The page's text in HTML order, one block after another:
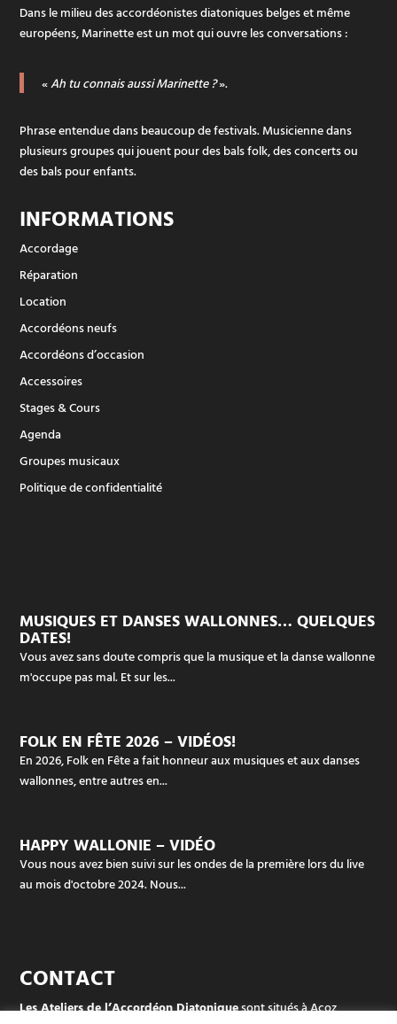
Dans le milieu des accordéonistes diatoniques belges et même
européens, Marinette est un mot qui ouvre les conversations :
«Ah tu connais aussi Marinette ?».
Phrase entendue dans beaucoup de festivals. Musicienne dans
plusieurs groupes qui jouent pour des bals folk, des concerts ou
des bals pour enfants.
INFORMATIONS
Accordage
Réparation
Location
Accordéons neufs
Accordéons d’occasion
Accessoires
Stages & Cours
Agenda
Groupes musicaux
Politique de confidentialité
MUSIQUES ET DANSES WALLONNES… QUELQUES
DATES!
Vous avez sans doute compris que la musique et la danse wallonne
m'occupe pas mal. Et sur les...
FOLK EN FÊTE 2026 – VIDÉOS!
En 2026, Folk en Fête a fait honneur aux musiques et aux danses
wallonnes, entre autres en...
HAPPY WALLONIE – VIDÉO
Vous nous avez bien suivi sur les ondes de la première lors du live
au mois d'octobre 2024. Nous...
CONTACT
Les Ateliers de l’Accordéon Diatoniquesont situés à Acoz